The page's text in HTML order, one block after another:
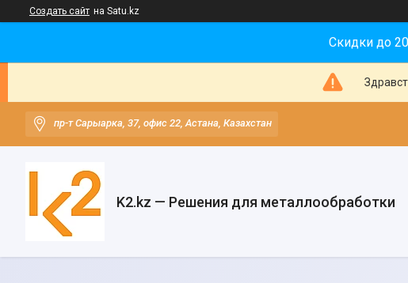
Создать сайт на Satu.kz
Скидки до
пр-т Сарыарка, 37, офис 22, Астана, Казахстан
K2.kz — Решения для металлообработки